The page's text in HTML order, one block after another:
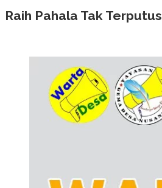
Raih Pahala Tak Terputus